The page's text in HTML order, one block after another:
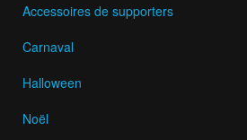
Accessoires de supporters
Carnaval
Halloween
Noël